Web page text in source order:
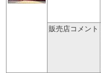
販売店コメント